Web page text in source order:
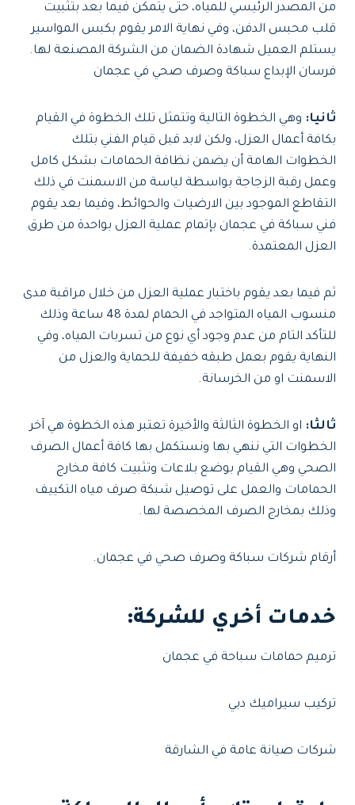
من المصدر الرئيسي للمياه، حتى يتمكن فيما بعد بتثبيت
قلب محبس الدفن، وفي نهاية الامر يقوم بكبس المواسير
يستلم العميل شهادة الضمان من الشركة المصنعة لها.
فرسان الإبداع سباكة وصرف صحي في عجمان
ثانيا: وهي الخطوة التالية وتتمثل تلك الخطوة في القيام
بكافة أعمال العزل، ولكن لابد قبل قيام الفني بتلك
الخطوات الهامة أن يضمن نظافة الحمامات بشكل كامل
وعمل رقبة الزجاجة بواسطة لياسة من الاسمنت في ذلك
التقاطع الموجود بين الارضيات والحوائط، وفيما بعد يقوم
فني سباكة في عجمان بإتمام عملية العزل بواحدة من طرق
العزل المعتمدة.
ثم فيما بعد يقوم باختبار عملية العزل من خلال مراقبة مدى
منسوب المياه المتواجد في الحمام لمدة 48 ساعة وذلك
للتأكد التام من عدم وجود أي نوع من تسربات المياه، وفي
النهاية يقوم بعمل طبقه خفيفة للحماية والعزل من
الاسمنت او من الخرسانة.
ثالثا: او الخطوة الثالثة والأخيرة تعتبر هذه الخطوة هي آخر
الخطوات التي ننهي بها ونستكمل بها كافة أعمال الصرف
الصحي وهي القيام بوضع بلاعات وتثبيت كافة مخارج
الحمامات والعمل على توصيل شبكة صرف مياه التكييف
وذلك بمخارج الصرف المخصصة لها.
أرقام شركات سباكة وصرف صحي في عجمان.
خدمات أخري للشركة:
ترميم حمامات سباحة في عجمان
تركيب سيراميك دبي
شركات صيانة عامة في الشارقة